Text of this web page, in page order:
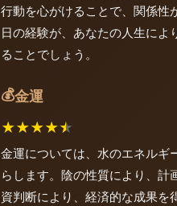
行動を心がけることで、関係性
日の経験が、あなたの人生によ
ることでしょう。
💰金運
★★★★★
金運については、水のエネルギ
らします。陰の性質により、計
資判断により、経済的な成果を